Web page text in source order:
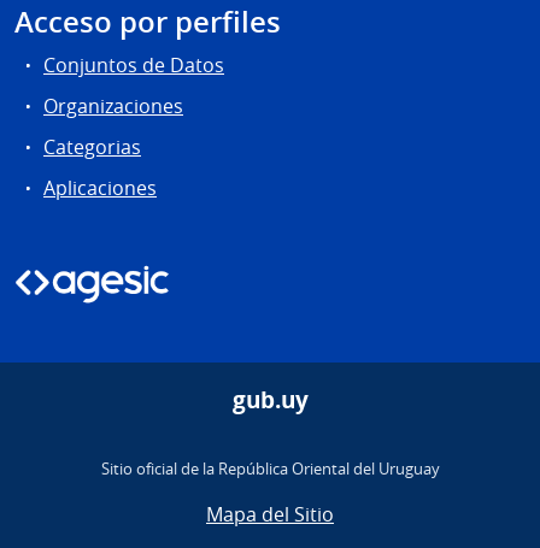
Acceso por perfiles
Conjuntos de Datos
Organizaciones
Categorias
Aplicaciones
gub.uy
Sitio oficial de la República Oriental del Uruguay
Mapa del Sitio